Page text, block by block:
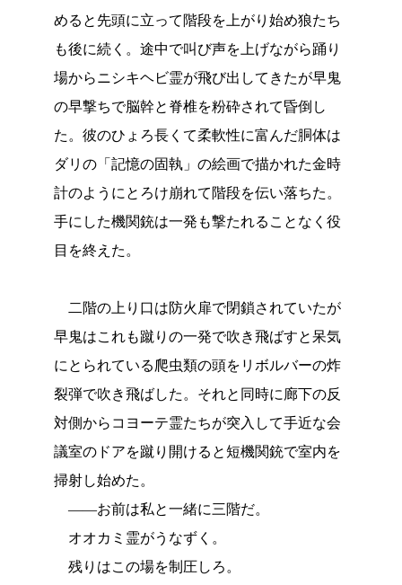
めると先頭に立って階段を上がり始め狼たち
も後に続く。途中で叫び声を上げながら踊り
場からニシキヘビ霊が飛び出してきたが早鬼
の早撃ちで脳幹と脊椎を粉砕されて昏倒し
た。彼のひょろ長くて柔軟性に富んだ胴体は
ダリの「記憶の固執」の絵画で描かれた金時
計のようにとろけ崩れて階段を伝い落ちた。
手にした機関銃は一発も撃たれることなく役
目を終えた。
二階の上り口は防火扉で閉鎖されていたが
早鬼はこれも蹴りの一発で吹き飛ばすと呆気
にとられている爬虫類の頭をリボルバーの炸
裂弾で吹き飛ばした。それと同時に廊下の反
対側からコヨーテ霊たちが突入して手近な会
議室のドアを蹴り開けると短機関銃で室内を
掃射し始めた。
――お前は私と一緒に三階だ。
オオカミ霊がうなずく。
残りはこの場を制圧しろ。